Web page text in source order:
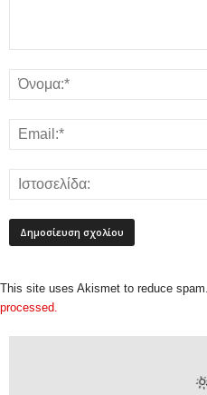
This site uses Akismet to reduce spam.
processed.